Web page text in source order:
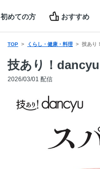
初めての方 おすすめ
TOP くらし・健康・料理 技あり
技あり！
2026/03/01 配信